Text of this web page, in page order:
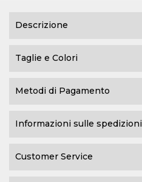
Descrizione
Taglie e Colori
Metodi di Pagamento
Informazioni sulle spedizioni
Customer Service